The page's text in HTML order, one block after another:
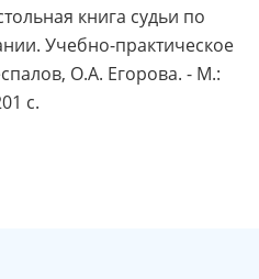
книга судьи по
Учебно-практическое
О.А. Егорова. - М.:
с.